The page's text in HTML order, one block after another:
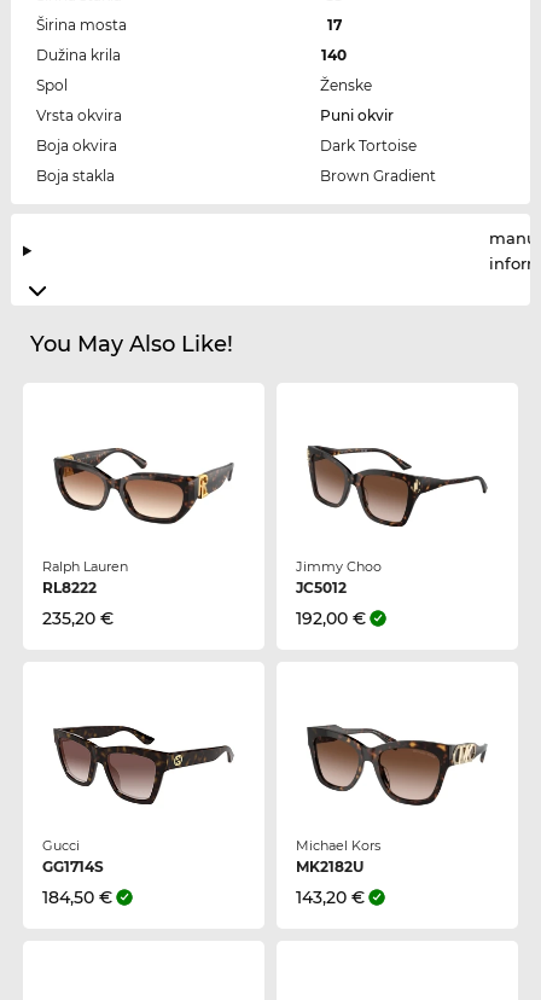
Širina mosta
17
Dužina krila
140
Spol
Ženske
Vrsta okvira
Puni okvir
Boja okvira
Dark Tortoise
Boja stakla
Brown Gradient
You May Also Like!
Ralph Lauren
RL8222
235,20 €
Jimmy Choo
JC5012
192,00 €
Gucci
GG1714S
184,50 €
Michael Kors
MK2182U
143,20 €